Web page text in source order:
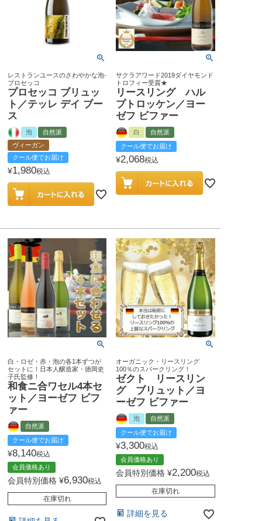
レストランユースのさわやかな泡-
プロセッコ
プロセッコ ブリュッ
ト／テッレ デイ ブー
ス
泡
自然派
ヴィーガン
クール便でお届け
¥1,980税込
サクラアワード2019ダイヤモンド
トロフィー受賞★
リースリング ハル
プトロッケン／ヨー
ゼフ ビファー
白
自然派
クール便でお届け
¥2,068税込
白・ロゼ・赤・泡の各1本ずつが
セットに！日本人醸造家・徳岡史
子氏監修！
和食ニ合ワセル4本セ
ット／ヨーゼフ ビフ
ァー
自然派
クール便でお届け
¥8,140税込
会員価格あり
会員特別価格 ¥6,930税込
在庫切れ
オーガニック・リースリング
100％のスパークリング！
ゼクト リースリン
グ ブリュット／ヨ
ーゼフ ビファー
泡
自然派
クール便でお届け
¥3,300税込
会員価格あり
会員特別価格 ¥2,200税込
在庫切れ
詳細を見る